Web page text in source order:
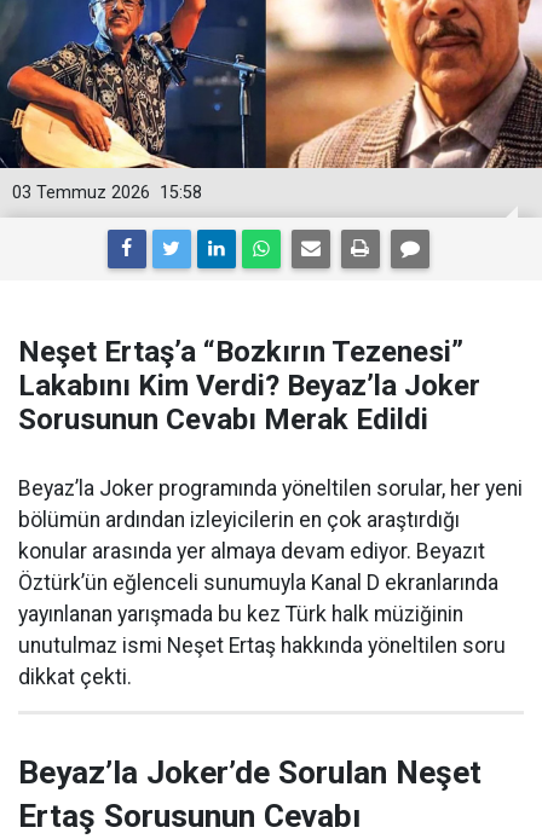
15:58
03 Temmuz 2026
Neşet Ertaş’a “Bozkırın Tezenesi”
Lakabını Kim Verdi? Beyaz’la Joker
Sorusunun Cevabı Merak Edildi
Beyaz’la Joker programında yöneltilen sorular, her yeni
bölümün ardından izleyicilerin en çok araştırdığı
konular arasında yer almaya devam ediyor. Beyazıt
Öztürk’ün eğlenceli sunumuyla Kanal D ekranlarında
yayınlanan yarışmada bu kez Türk halk müziğinin
unutulmaz ismi Neşet Ertaş hakkında yöneltilen soru
dikkat çekti.
Beyaz’la Joker’de Sorulan Neşet
Ertaş Sorusunun Cevabı